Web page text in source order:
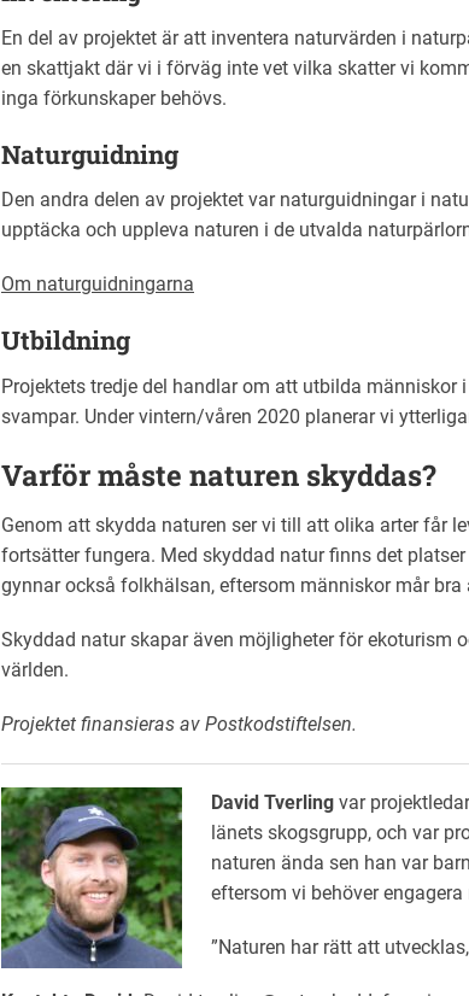
En del av projektet är att inventera naturvärden i
en skattjakt där vi i förväg inte vet vilka skatter vi
inga förkunskaper behövs.
Naturguidning
Den andra delen av projektet var naturguidningar i
upptäcka och uppleva naturen i de utvalda
Om naturguidningarna
Utbildning
Projektets tredje del handlar om att utbilda
svampar. Under vintern/våren 2020 planerar vi
Varför måste naturen skyddas?
Genom att skydda naturen ser vi till att olika arter får
fortsätter fungera. Med skyddad natur finns det
gynnar också folkhälsan, eftersom människor mår bra
Skyddad natur skapar även möjligheter för ekoturism
världen.
Projektet finansieras av Postkodstiftelsen.
David Tverling var
länets skogsgrupp, och var
naturen ända sen han var
eftersom vi behöver
”Naturen har rätt att